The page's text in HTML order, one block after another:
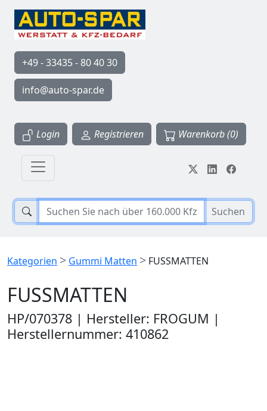
+49 - 33435 - 80 40 30
info@auto-spar.de
Login Registrieren Warenkorb (0)
Suchen
Kategorien > Gummi Matten > FUSSMATTEN
FUSSMATTEN
HP/070378 | Hersteller: FROGUM |
Herstellernummer: 410862